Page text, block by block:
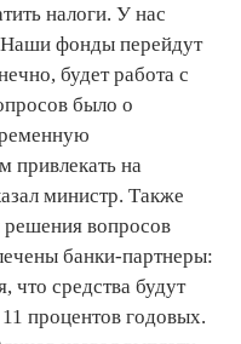
налоги. У нас
Наши фонды перейдут
будет работа с
было о
привлекать на
министр. Также
вопросов
банки-партнеры:
средства будут
процентов годовых.